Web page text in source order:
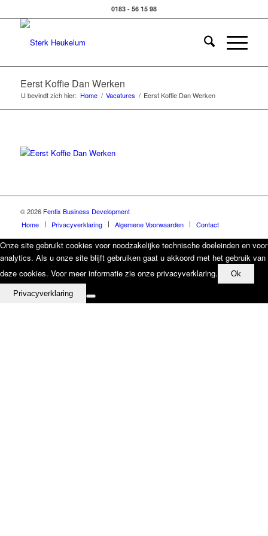
0183 - 56 15 98
Eerst Koffie Dan Werken
U bevindt zich hier: Home / Vacatures / Eerst Koffie Dan Werken
© 2026 Fentix Business Development
Home
Privacyverklaring Algemene Voorwaarden Contact
Onze site gebruikt cookies voor noodzakelijke technische doeleinden en voor
analytics. Als u onze site blijft gebruiken gaat u akkoord met het gebruik van
deze cookies. Voor meer informatie zie onze privacyverklaring.
Ok
Privacyverklaring